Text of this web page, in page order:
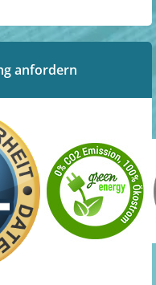
anfordern